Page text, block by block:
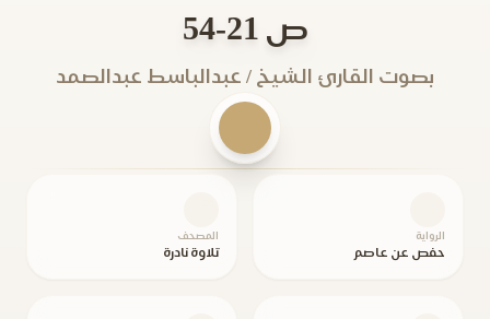
ص 21-54
بصوت القارئ الشيخ / عبدالباسط عبدالصمد
الرواية
حفص عن عاصم
المصحف
تلاوة نادرة